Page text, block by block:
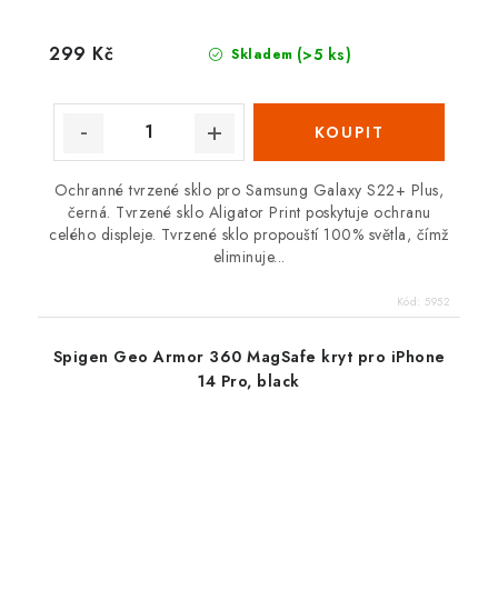
Skladem (>5 ks)
299 Kč
Ochranné tvrzené sklo pro Samsung Galaxy S22+ Plus,
černá. Tvrzené sklo Aligator Print poskytuje ochranu
celého displeje. Tvrzené sklo propouští 100% světla, čímž
eliminuje...
Kód: 5952
Spigen Geo Armor 360 MagSafe kryt pro iPhone
14 Pro, black